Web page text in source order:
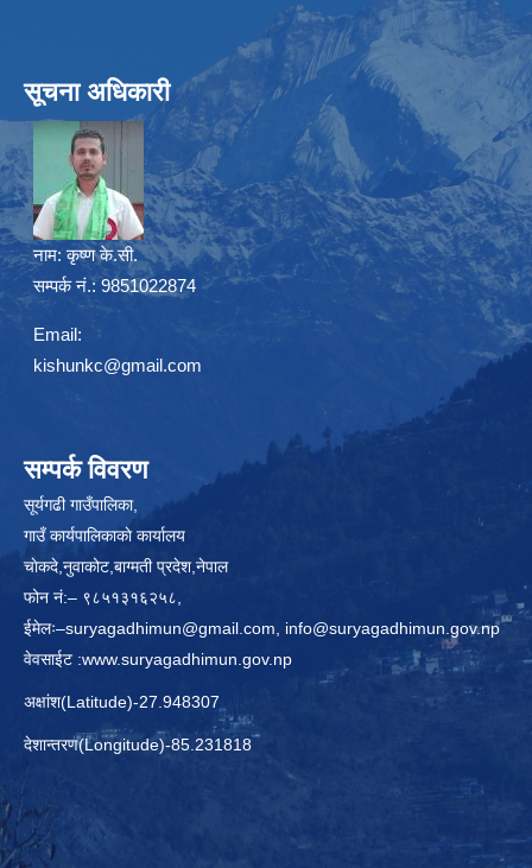
सूचना अधिकारी
नाम: कृष्ण के.सी.
सम्पर्क नं.: 9851022874
Email:
kishunkc@gmail.com
सम्पर्क विवरण
सूर्यगढी गाउँपालिका,
गाउँ कार्यपालिकाकाे कार्यालय
चाेकदे,नुवाकोट,बाग्मती प्रदेश,नेपाल
फोन नं:– ९८५१३१६२५८,
ईमेलः–suryagadhimun@gmail.com, info@suryagadhimun.gov.np
वेवसाईट :www.suryagadhimun.gov.np
अक्षांश(Latitude)-27.948307
देशान्तरण(Longitude)-85.231818